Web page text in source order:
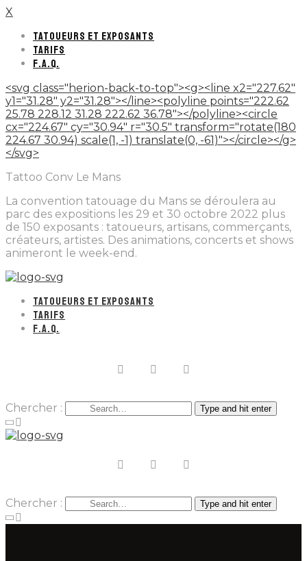
X
TATOUEURS ET EXPOSANTS
TARIFS
F.A.Q.
<svg class="herion-back-to-top"><g><line x2="227.62"
y1="31.28" y2="31.28"></line><polyline points="222.62
25.78 228.12 31.28 222.62 36.78"></polyline><circle
cx="224.67" cy="30.94" r="30.5" transform="rotate(180
224.67 30.94) scale(1, -1) translate(0, -61)"></circle></g>
</svg>
Tattoo Conv Le Mans
La convention tatouage du Mans se déroulera au
parc des expositions les 29 et 30 octobre 2022 plus
de 150 exposants : tatoueurs, artisans, commerçants,
créateurs, artistes. Des animations, concerts et shows
animeront le week-end.
TATOUEURS ET EXPOSANTS
TARIFS
F.A.Q.
Chercher : Type and hit enter
Chercher : Type and hit enter